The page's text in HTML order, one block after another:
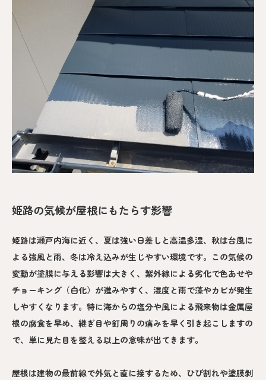
姫路の気候が屋根にもたらす影響
姫路は瀬戸内海に近く、夏は強い日差しと高温多湿、秋は台風に
よる強風と雨、冬は冷え込みが生じやすい環境です。この気候の
変動が塗膜に与える影響は大きく、紫外線による劣化で色あせや
チョーキング（白化）が進みやすく、湿度と雨で藻やカビが発生
しやすくなります。特に海からの塩分や風による飛来物は金属屋
根の腐食を早め、継ぎ目や釘周りの痛みを早く引き起こしますの
で、単に見た目を整える以上の意味が出てきます。
屋根は建物の最前線で外気と直に接するため、ひび割れや塗膜剥